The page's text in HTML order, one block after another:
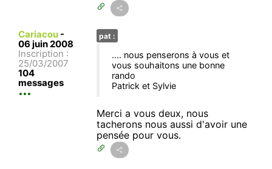
Cariacou -
06 juin 2008
Inscription :
25/03/2007
104
messages
pat :
.... nous penserons à vous et
vous souhaitons une bonne
rando
Patrick et Sylvie
Merci a vous deux, nous
tacherons nous aussi d'avoir une
pensée pour vous.